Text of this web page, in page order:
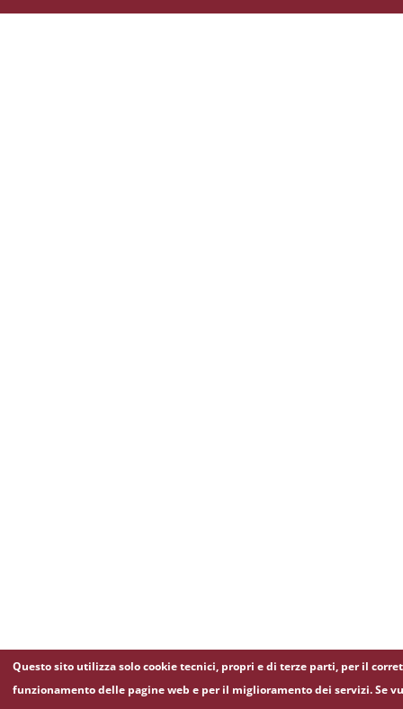
Questo sito utilizza solo cookie tecnici, propri e di terze parti, per il
funzionamento delle pagine web e per il miglioramento dei servizi. Se